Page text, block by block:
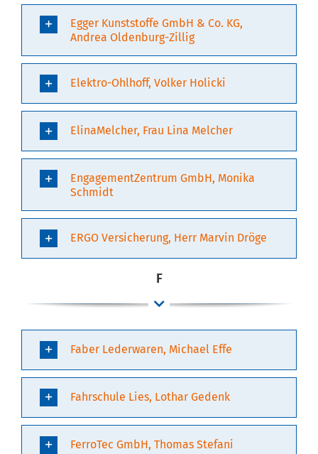
Egger Kunststoffe GmbH & Co. KG,
Andrea Oldenburg-Zillig
Elektro-Ohlhoff, Volker Holicki
ElinaMelcher, Frau Lina Melcher
EngagementZentrum GmbH, Monika
Schmidt
ERGO Versicherung, Herr Marvin Dröge
F
Faber Lederwaren, Michael Effe
Fahrschule Lies, Lothar Gedenk
FerroTec GmbH, Thomas Stefani